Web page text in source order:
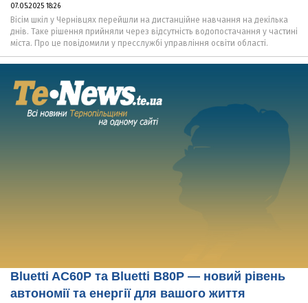
07.05.2025 18:26
Вісім шкіл у Чернівцях перейшли на дистанційне навчання на декілька
днів. Таке рішення прийняли через відсутність водопостачання у частині
міста. Про це повідомили у пресслужбі управління освіти області.
Bluetti AC60P та Bluetti B80P — новий рівень
автономії та енергії для вашого життя